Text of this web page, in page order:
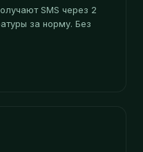
SMS через 2
за норму. Без